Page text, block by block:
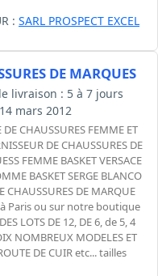
: SARL PROSPECT EXCEL
DE MARQUES
livraison : 5 à 7 jours
mars 2012
DE CHAUSSURES FEMME ET
DE CHAUSSURES DE
FEMME BASKET VERSACE
BASKET SERGE BLANCO
CHAUSSURES DE MARQUE
Paris ou sur notre boutique
LOTS DE 12, DE 6, de 5, 4
NOMBREUX MODELES ET
DE CUIR etc... tailles